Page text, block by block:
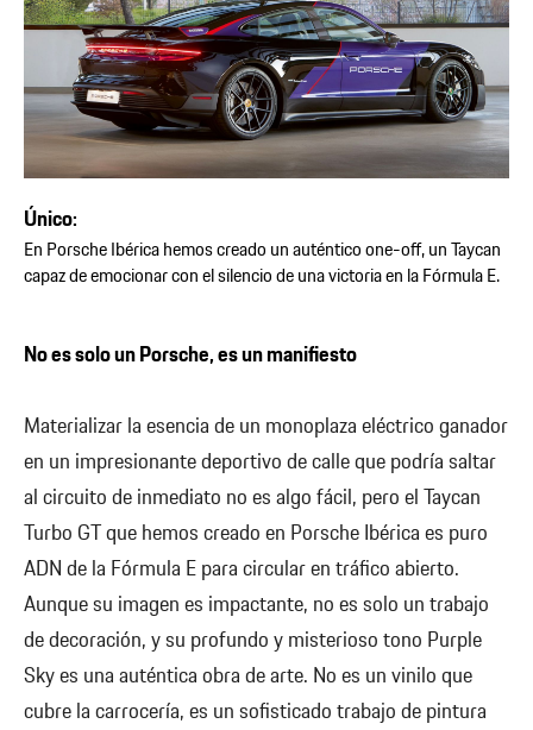
Único:
En Porsche Ibérica hemos creado un auténtico one-off, un Taycan
capaz de emocionar con el silencio de una victoria en la Fórmula E.
No es solo un Porsche, es un manifiesto
Materializar la esencia de un monoplaza eléctrico ganador
en un impresionante deportivo de calle que podría saltar
al circuito de inmediato no es algo fácil, pero el Taycan
Turbo GT que hemos creado en Porsche Ibérica es puro
ADN de la Fórmula E para circular en tráfico abierto.
Aunque su imagen es impactante, no es solo un trabajo
de decoración, y su profundo y misterioso tono Purple
Sky es una auténtica obra de arte. No es un vinilo que
cubre la carrocería, es un sofisticado trabajo de pintura